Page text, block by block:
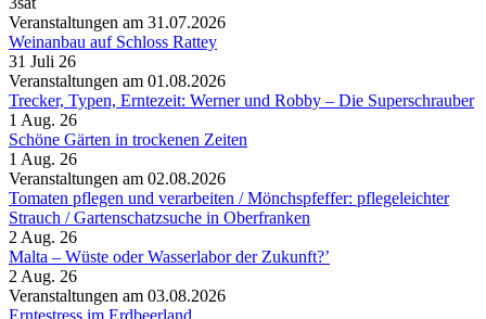
Veranstaltungen am 31.07.2026
Weinanbau auf Schloss Rattey
31 Juli 26
Veranstaltungen am 01.08.2026
Trecker, Typen, Erntezeit: Werner und Robby – Die Superschrauber
1 Aug. 26
Schöne Gärten in trockenen Zeiten
1 Aug. 26
Veranstaltungen am 02.08.2026
Tomaten pflegen und verarbeiten /​ Mönchspfeffer: pflegeleichter
Strauch /​ Gartenschatzsuche in Oberfranken
2 Aug. 26
Malta – Wüste oder Wasserlabor der Zukunft?’
2 Aug. 26
Veranstaltungen am 03.08.2026
Erntestress im Erdbeerland